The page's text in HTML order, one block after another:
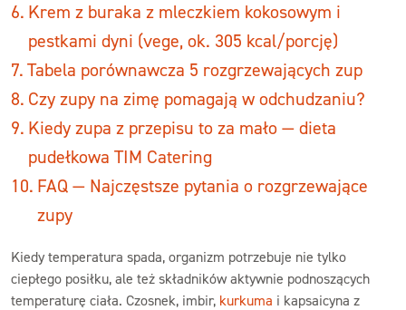
Krem z buraka z mleczkiem kokosowym i
pestkami dyni (vege, ok. 305 kcal/porcję)
Tabela porównawcza 5 rozgrzewających zup
Czy zupy na zimę pomagają w odchudzaniu?
Kiedy zupa z przepisu to za mało — dieta
pudełkowa TIM Catering
FAQ — Najczęstsze pytania o rozgrzewające
zupy
Kiedy temperatura spada, organizm potrzebuje nie tylko
ciepłego posiłku, ale też składników aktywnie podnoszących
temperaturę ciała. Czosnek, imbir, kurkuma i kapsaicyna z